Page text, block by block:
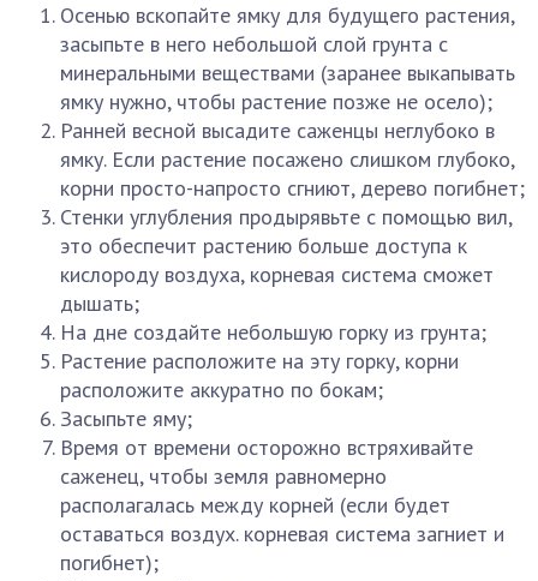
Осенью вскопайте ямку для будущего растения,
засыпьте в него небольшой слой грунта с
минеральными веществами (заранее выкапывать
ямку нужно, чтобы растение позже не осело);
Ранней весной высадите саженцы неглубоко в
ямку. Если растение посажено слишком глубоко,
корни просто-напросто сгниют, дерево погибнет;
Стенки углубления продырявьте с помощью вил,
это обеспечит растению больше доступа к
кислороду воздуха, корневая система сможет
дышать;
На дне создайте небольшую горку из грунта;
Растение расположите на эту горку, корни
расположите аккуратно по бокам;
Засыпьте яму;
Время от времени осторожно встряхивайте
саженец, чтобы земля равномерно
располагалась между корней (если будет
оставаться воздух. корневая система загниет и
погибнет);